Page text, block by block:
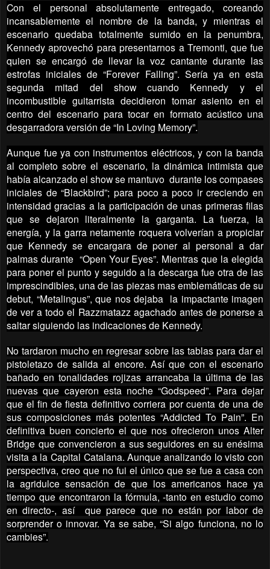
Con el personal absolutamente entregado, coreando
incansablemente el nombre de la banda, y mientras el
escenario quedaba totalmente sumido en la penumbra,
Kennedy aprovechó para presentarnos a Tremonti, que fue
quien se encargó de llevar la voz cantante durante las
estrofas iniciales de “Forever Falling”. Sería ya en esta
segunda mitad del show cuando Kennedy y el
incombustible guitarrista decidieron tomar asiento en el
centro del escenario para tocar en formato acústico una
desgarradora versión de “In Loving Memory”.
Aunque fue ya con instrumentos eléctricos, y con la banda
al completo sobre el escenario, la dinámica intimista que
había alcanzado el show se mantuvo durante los compases
iniciales de “Blackbird”; para poco a poco ir creciendo en
intensidad gracias a la participación de unas primeras filas
que se dejaron literalmente la garganta. La fuerza, la
energía, y la garra netamente roquera volverían a propiciar
que Kennedy se encargara de poner al personal a dar
palmas durante “Open Your Eyes”. Mientras que la elegida
para poner el punto y seguido a la descarga fue otra de las
imprescindibles, una de las piezas mas emblemáticas de su
debut, “Metalingus”, que nos dejaba la impactante imagen
de ver a todo el Razzmatazz agachado antes de ponerse a
saltar siguiendo las indicaciones de Kennedy.
No tardaron mucho en regresar sobre las tablas para dar el
pistoletazo de salida al encore. Así que con el escenario
bañado en tonalidades rojizas arrancaba la última de las
nuevas que cayeron esta noche “Godspeed”. Para dejar
que el fin de fiesta definitivo corriera por cuenta de una de
sus composiciones más potentes “Addicted To Pain”. En
definitiva buen concierto el que nos ofrecieron unos Alter
Bridge que convencieron a sus seguidores en su enésima
visita a la Capital Catalana. Aunque analizando lo visto con
perspectiva, creo que no fui el único que se fue a casa con
la agridulce sensación de que los americanos hace ya
tiempo que encontraron la fórmula, -tanto en estudio como
en directo-, así que parece que no están por labor de
sorprender o innovar. Ya se sabe, “Si algo funciona, no lo
cambies”.